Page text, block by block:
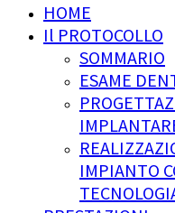
HOME
Il PROTOCOLLO
SOMMARIO
ESAME
IMPIANTO